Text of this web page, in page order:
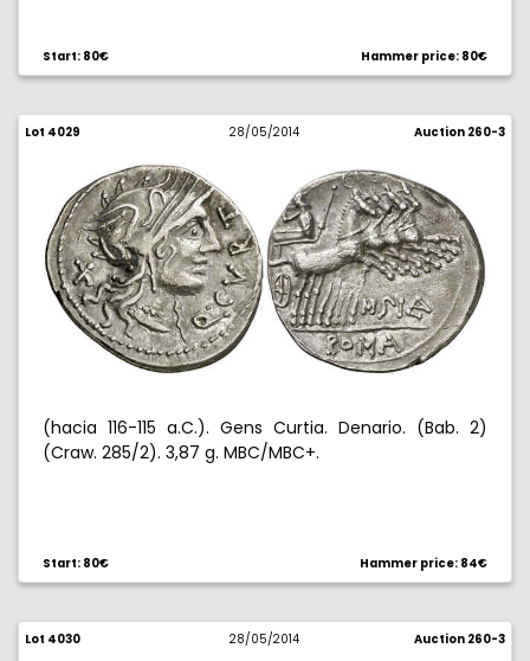
Start: 80€ Hammer price: 80€
Lot 4029 28/05/2014 Auction 260-3
(hacia 116-115 a.C.). Gens Curtia. Denario. (Bab. 2)
(Craw. 285/2). 3,87 g. MBC/MBC+.
Start: 80€ Hammer price: 84€
Lot 4030 28/05/2014 Auction 260-3